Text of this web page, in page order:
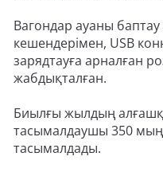
Вагондар ауаны
кешендерімен, USB
зарядтауға арналған
жабдықталған.
Биылғы жылдың
тасымалдаушы 350
тасымалдады.